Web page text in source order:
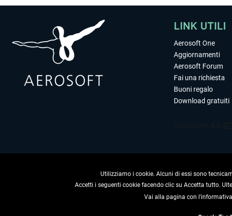
LINK UTILI
Aerosoft One
Aggiornamenti
Aerosoft Forum
Fai una richiesta
Buoni regalo
Download gratuiti
RECEDERE
Utilizziamo i cookie. Alcuni di essi sono
Accetti i seguenti cookie facendo clic su Accetta tutto.
Vai alla pagina con